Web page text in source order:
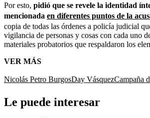
Por esto, pidió que se revele la identidad
mencionada en diferentes puntos de la
copia de todas las órdenes a policía judicial
vigilancia de personas y cosas con cada uno
materiales probatorios que respaldaron los
VER MÁS
Nicolás Petro BurgosDay VásquezCampaña
Le puede interesar